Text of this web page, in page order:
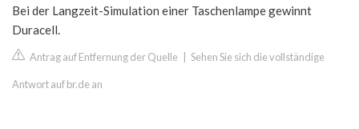
Bei der Langzeit-Simulation einer Taschenlampe gewinnt
Duracell.
Antrag auf Entfernung der Quelle Sehen Sie sich die vollständige
Antwort auf br.de an